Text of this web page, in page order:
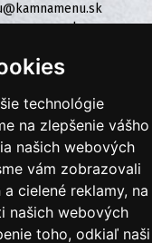
technológie
na zlepšenie vášho
našich webových
vám zobrazovali
cielené reklamy, na
našich webových
toho, odkiaľ naši
ZÁKAZNÍCKEJ ZÓNY
podmienky